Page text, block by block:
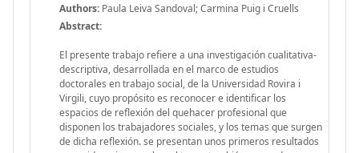
Authors: Paula Leiva Sandoval; Carmina Puig i Cruells
Abstract:
El presente trabajo refiere a una investigación cualitativa-
descriptiva, desarrollada en el marco de estudios
doctorales en trabajo social, de la Universidad Rovira i
Virgili, cuyo propósito es reconocer e identificar los
espacios de reflexión del quehacer profesional que
disponen los trabajadores sociales, y los temas que surgen
de dicha reflexión. se presentan unos primeros resultados